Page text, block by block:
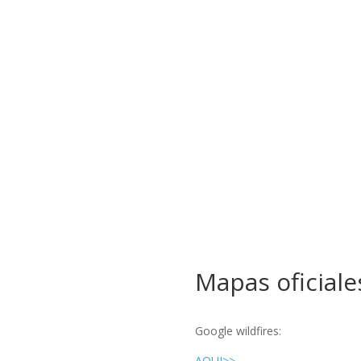
Mapas
Google wildfires: